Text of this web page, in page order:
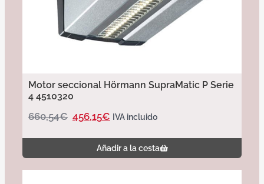
Motor seccional Hörmann SupraMatic P Serie
4 4510320
660,54€ 456,15€ IVA incluido
Añadir a la cesta